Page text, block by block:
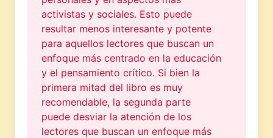
activistas y sociales. Esto puede
resultar menos interesante y potente
para aquellos lectores que buscan un
enfoque más centrado en la educación
y el pensamiento crítico. Si bien la
primera mitad del libro es muy
recomendable, la segunda parte
puede desviar la atención de los
lectores que buscan un enfoque más